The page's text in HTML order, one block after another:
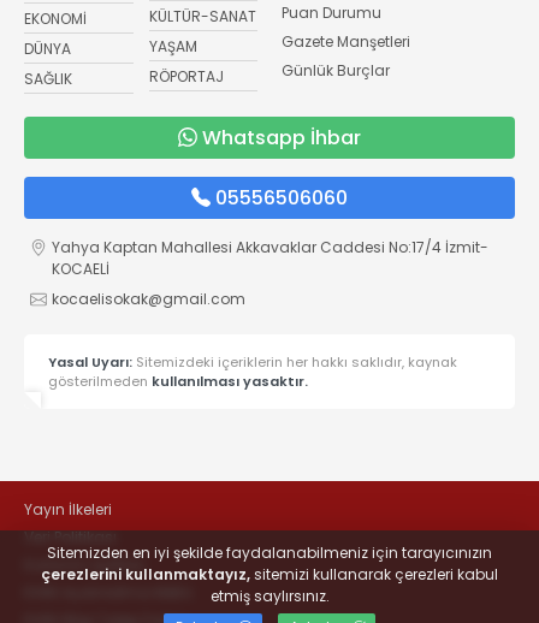
EKONOMİ
DÜNYA
SAĞLIK
KÜLTÜR-SANAT
YAŞAM
RÖPORTAJ
Puan Durumu
Gazete Manşetleri
Günlük Burçlar
Whatsapp İhbar
05556506060
Yahya Kaptan Mahallesi Akkavaklar Caddesi No:17/4 İzmit-
KOCAELİ
kocaelisokak@gmail.com
Yasal Uyarı: Sitemizdeki içeriklerin her hakkı saklıdır, kaynak
gösterilmeden kullanılması yasaktır.
Yayın İlkeleri
Veri Politikası
Kullanım Şartları
Sitemizden en iyi şekilde faydalanabilmeniz için tarayıcınızın
çerezlerini kullanmaktayız,sitemizi kullanarak çerezleri kabul
etmiş saylırsınız.